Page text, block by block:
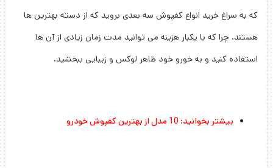
که به سراغ خرید انواع کفپوش سه بعدی بروید که از دسته بهترین ها
هستند. چرا که با یکبار هزینه می توانید مدت زمان زیادی از آن ها
استفاده کنید و به خورو خود ظاهر لوکس و زیبایی ببخشید.
بیشتر بخوانید: 10 مدل از بهترین کفپوش خودرو